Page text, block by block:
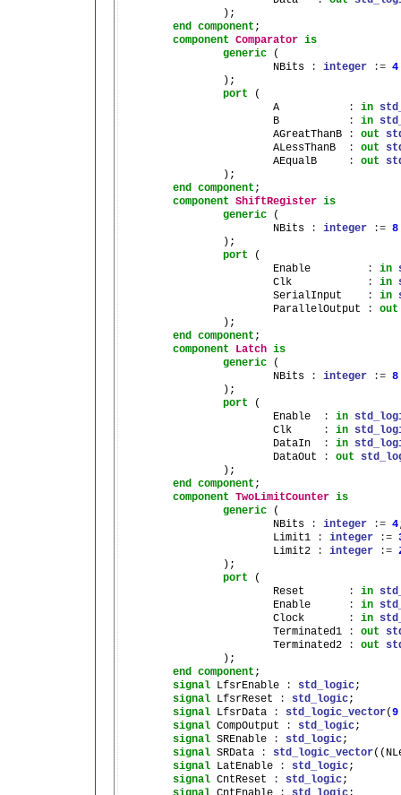
end
component ;
component Comparator is
generic (
			NBits
: integer := 4
port (
			A
: in
			B
: in
			AGreatThanB
: out
			ALessThanB
: out
			AEqualB
: out
end
component ;
component ShiftRegister is
generic (
			NBits
: integer := 8
port (
			Enable
: in
			Clk
: in
			SerialInput
: in
			ParallelOutput
:
out
end
component ;
component
Latch is
generic (
			NBits
: integer := 8
port (
			Enable
: in
			Clk
: in
			DataIn
: in
			DataOut
: out
end
component ;
component TwoLimitCounter is
generic (
			NBits
: integer := 4
			Limit1
: integer :=
			Limit2
: integer :=
port (
			Reset
: in
			Enable
: in
			Clock
: in
			Terminated1
: out
			Terminated2
: out
end
component ;
signal LfsrEnable : std_logic;
signal LfsrReset : std_logic;
signal LfsrData : std_logic_vector(9
signal CompOutput : std_logic;
signal SREnable : std_logic;
signal SRData : std_logic_vector
signal LatEnable : std_logic;
signal CntReset : std_logic;